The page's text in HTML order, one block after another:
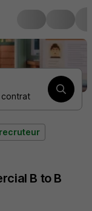
contrat
B to B